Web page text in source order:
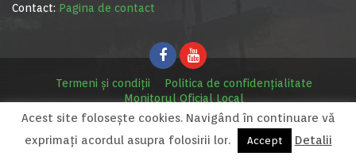
Contact: Pagina de contact
Termeni și condiții
Politica de confidențialitate
Monitorul Oficial Local
© Primăria Roata de Jos, 2020. Site realizat de MediaDigi.ro
Acest site foloseşte cookies. Navigând în continuare vă
exprimaţi acordul asupra folosirii lor.
Accept Detalii